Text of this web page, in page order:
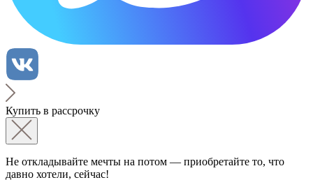
Купить в рассрочку
Не откладывайте мечты на потом — приобретайте то, что
давно хотели, сейчас!